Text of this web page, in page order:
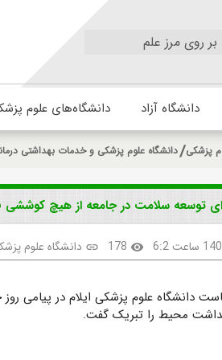
روی مرز علم
دانشگاه آزاد دانشگاه‌های علوم
پزشکی دانشگاه علوم پزشکی و خدمات بهداشتی
توسعه سلامت در جامعه از هیچ کوششی
visibility
178
link دانشگاه علوم
دانشگاه علوم پزشکی ایلام در پیامی روز
محیط را تبریک گفت.